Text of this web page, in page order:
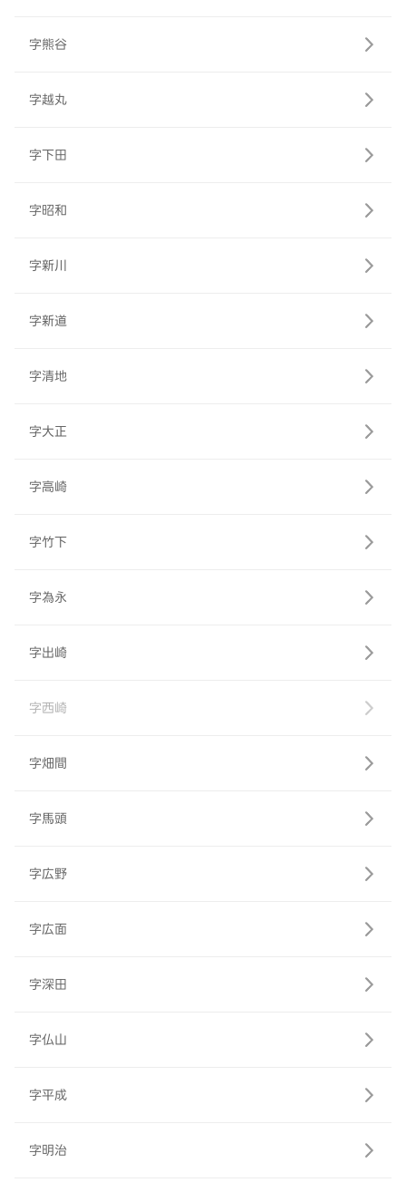
字熊谷
字越丸
字下田
字昭和
字新川
字新道
字清地
字大正
字高崎
字竹下
字為永
字出崎
字西崎
字畑間
字馬頭
字広野
字広面
字深田
字仏山
字平成
字明治